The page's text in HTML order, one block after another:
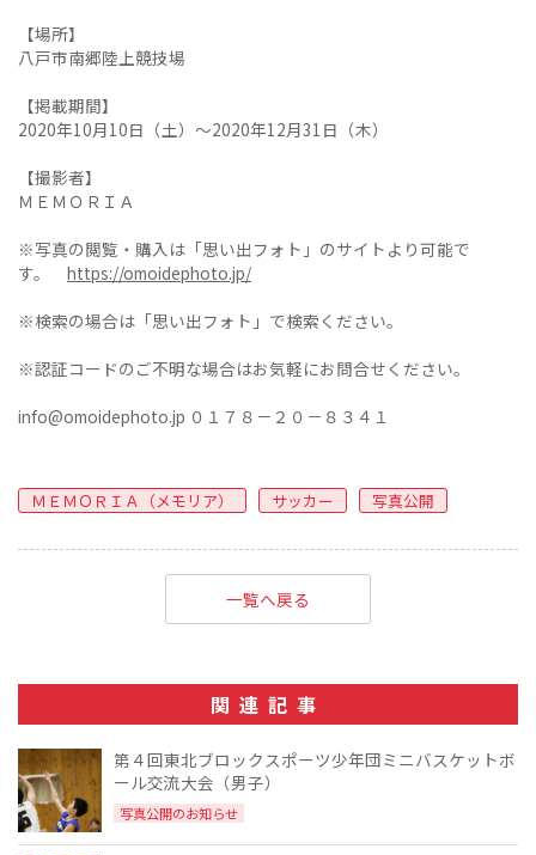
【場所】
八戸市南郷陸上競技場
【掲載期間】
2020年10月10日（土）～2020年12月31日（木）
【撮影者】
ＭＥＭＯＲＩＡ
※写真の閲覧・購入は「思い出フォト」のサイトより可能で
す。 https://omoidephoto.jp/
※検索の場合は「思い出フォト」で検索ください。
※認証コードのご不明な場合はお気軽にお問合せください。
info@omoidephoto.jp ０１７８－２０－８３４１
ＭＥＭＯＲＩＡ（メモリア） サッカー 写真公開
一覧へ戻る
関連記事
第４回東北ブロックスポーツ少年団ミニバスケットボ
ール交流大会（男子）
写真公開のお知らせ